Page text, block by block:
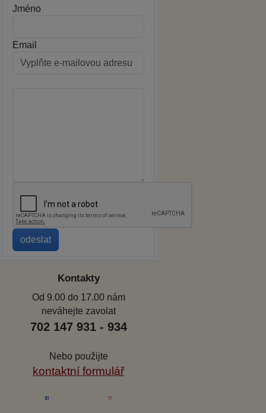
Jméno
Email
Kontakty
Od 9.00 do 17.00 nám
neváhejte zavolat
702 147 931 - 934
Nebo použijte
kontaktní formulář